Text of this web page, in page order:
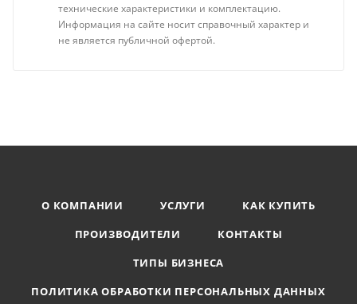
технические характеристики и комплектацию.
Информация на сайте носит справочный характер и
не является публичной офертой.
О КОМПАНИИ УСЛУГИ
КАК КУПИТЬ
ПРОИЗВОДИТЕЛИ
КОНТАКТЫ
ТИПЫ БИЗНЕСА
ПОЛИТИКА ОБРАБОТКИ ПЕРСОНАЛЬНЫХ ДАННЫХ